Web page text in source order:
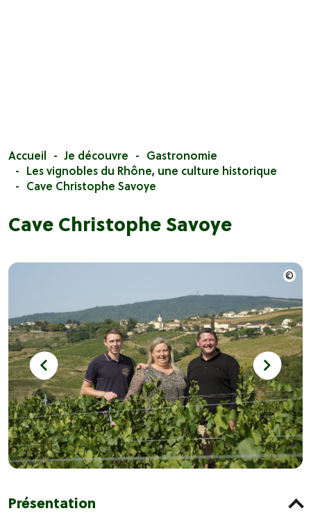
Accueil Je découvre
Gastronomie
Les vignobles du Rhône, une culture historique
Cave Christophe Savoye
Cave Christophe Savoye
Présentation